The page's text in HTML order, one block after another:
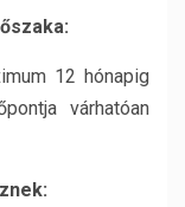
őszaka:
12 hónapig
várhatóan